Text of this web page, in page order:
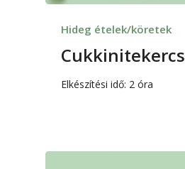
Hideg ételek/köretek
Cukkinitekercs
Elkészítési idő: 2 óra